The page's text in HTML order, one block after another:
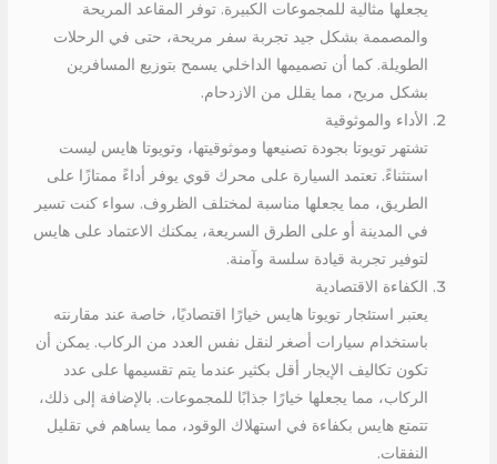
يجعلها مثالية للمجموعات الكبيرة. توفر المقاعد المريحة
والمصممة بشكل جيد تجربة سفر مريحة، حتى في الرحلات
الطويلة. كما أن تصميمها الداخلي يسمح بتوزيع المسافرين
بشكل مريح، مما يقلل من الازدحام.
الأداء والموثوقية
تشتهر تويوتا بجودة تصنيعها وموثوقيتها، وتويوتا هايس ليست
استثناءً. تعتمد السيارة على محرك قوي يوفر أداءً ممتازًا على
الطريق، مما يجعلها مناسبة لمختلف الظروف. سواء كنت تسير
في المدينة أو على الطرق السريعة، يمكنك الاعتماد على هايس
لتوفير تجربة قيادة سلسة وآمنة.
الكفاءة الاقتصادية
يعتبر استئجار تويوتا هايس خيارًا اقتصاديًا، خاصة عند مقارنته
باستخدام سيارات أصغر لنقل نفس العدد من الركاب. يمكن أن
تكون تكاليف الإيجار أقل بكثير عندما يتم تقسيمها على عدد
الركاب، مما يجعلها خيارًا جذابًا للمجموعات. بالإضافة إلى ذلك،
تتمتع هايس بكفاءة في استهلاك الوقود، مما يساهم في تقليل
النفقات.